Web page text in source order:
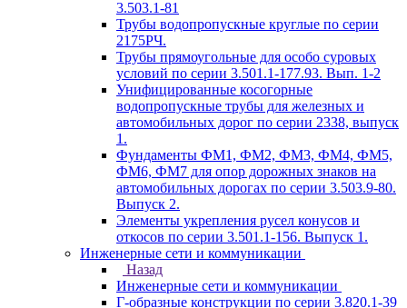
3.503.1-81
Трубы водопропускные круглые по серии
2175РЧ.
Трубы прямоугольные для особо суровых
условий по серии 3.501.1-177.93. Вып. 1-2
Унифицированные косогорные
водопропускные трубы для железных и
автомобильных дорог по серии 2338, выпуск
1.
Фундаменты ФМ1, ФМ2, ФМ3, ФМ4, ФМ5,
ФМ6, ФМ7 для опор дорожных знаков на
автомобильных дорогах по серии 3.503.9-80.
Выпуск 2.
Элементы укрепления русел конусов и
откосов по серии 3.501.1-156. Выпуск 1.
Инженерные сети и коммуникации
Назад
Инженерные сети и коммуникации
Г-образные конструкции по серии 3.820.1-39